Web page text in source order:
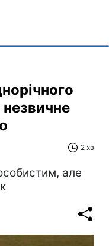
незвичне
2 хв
але